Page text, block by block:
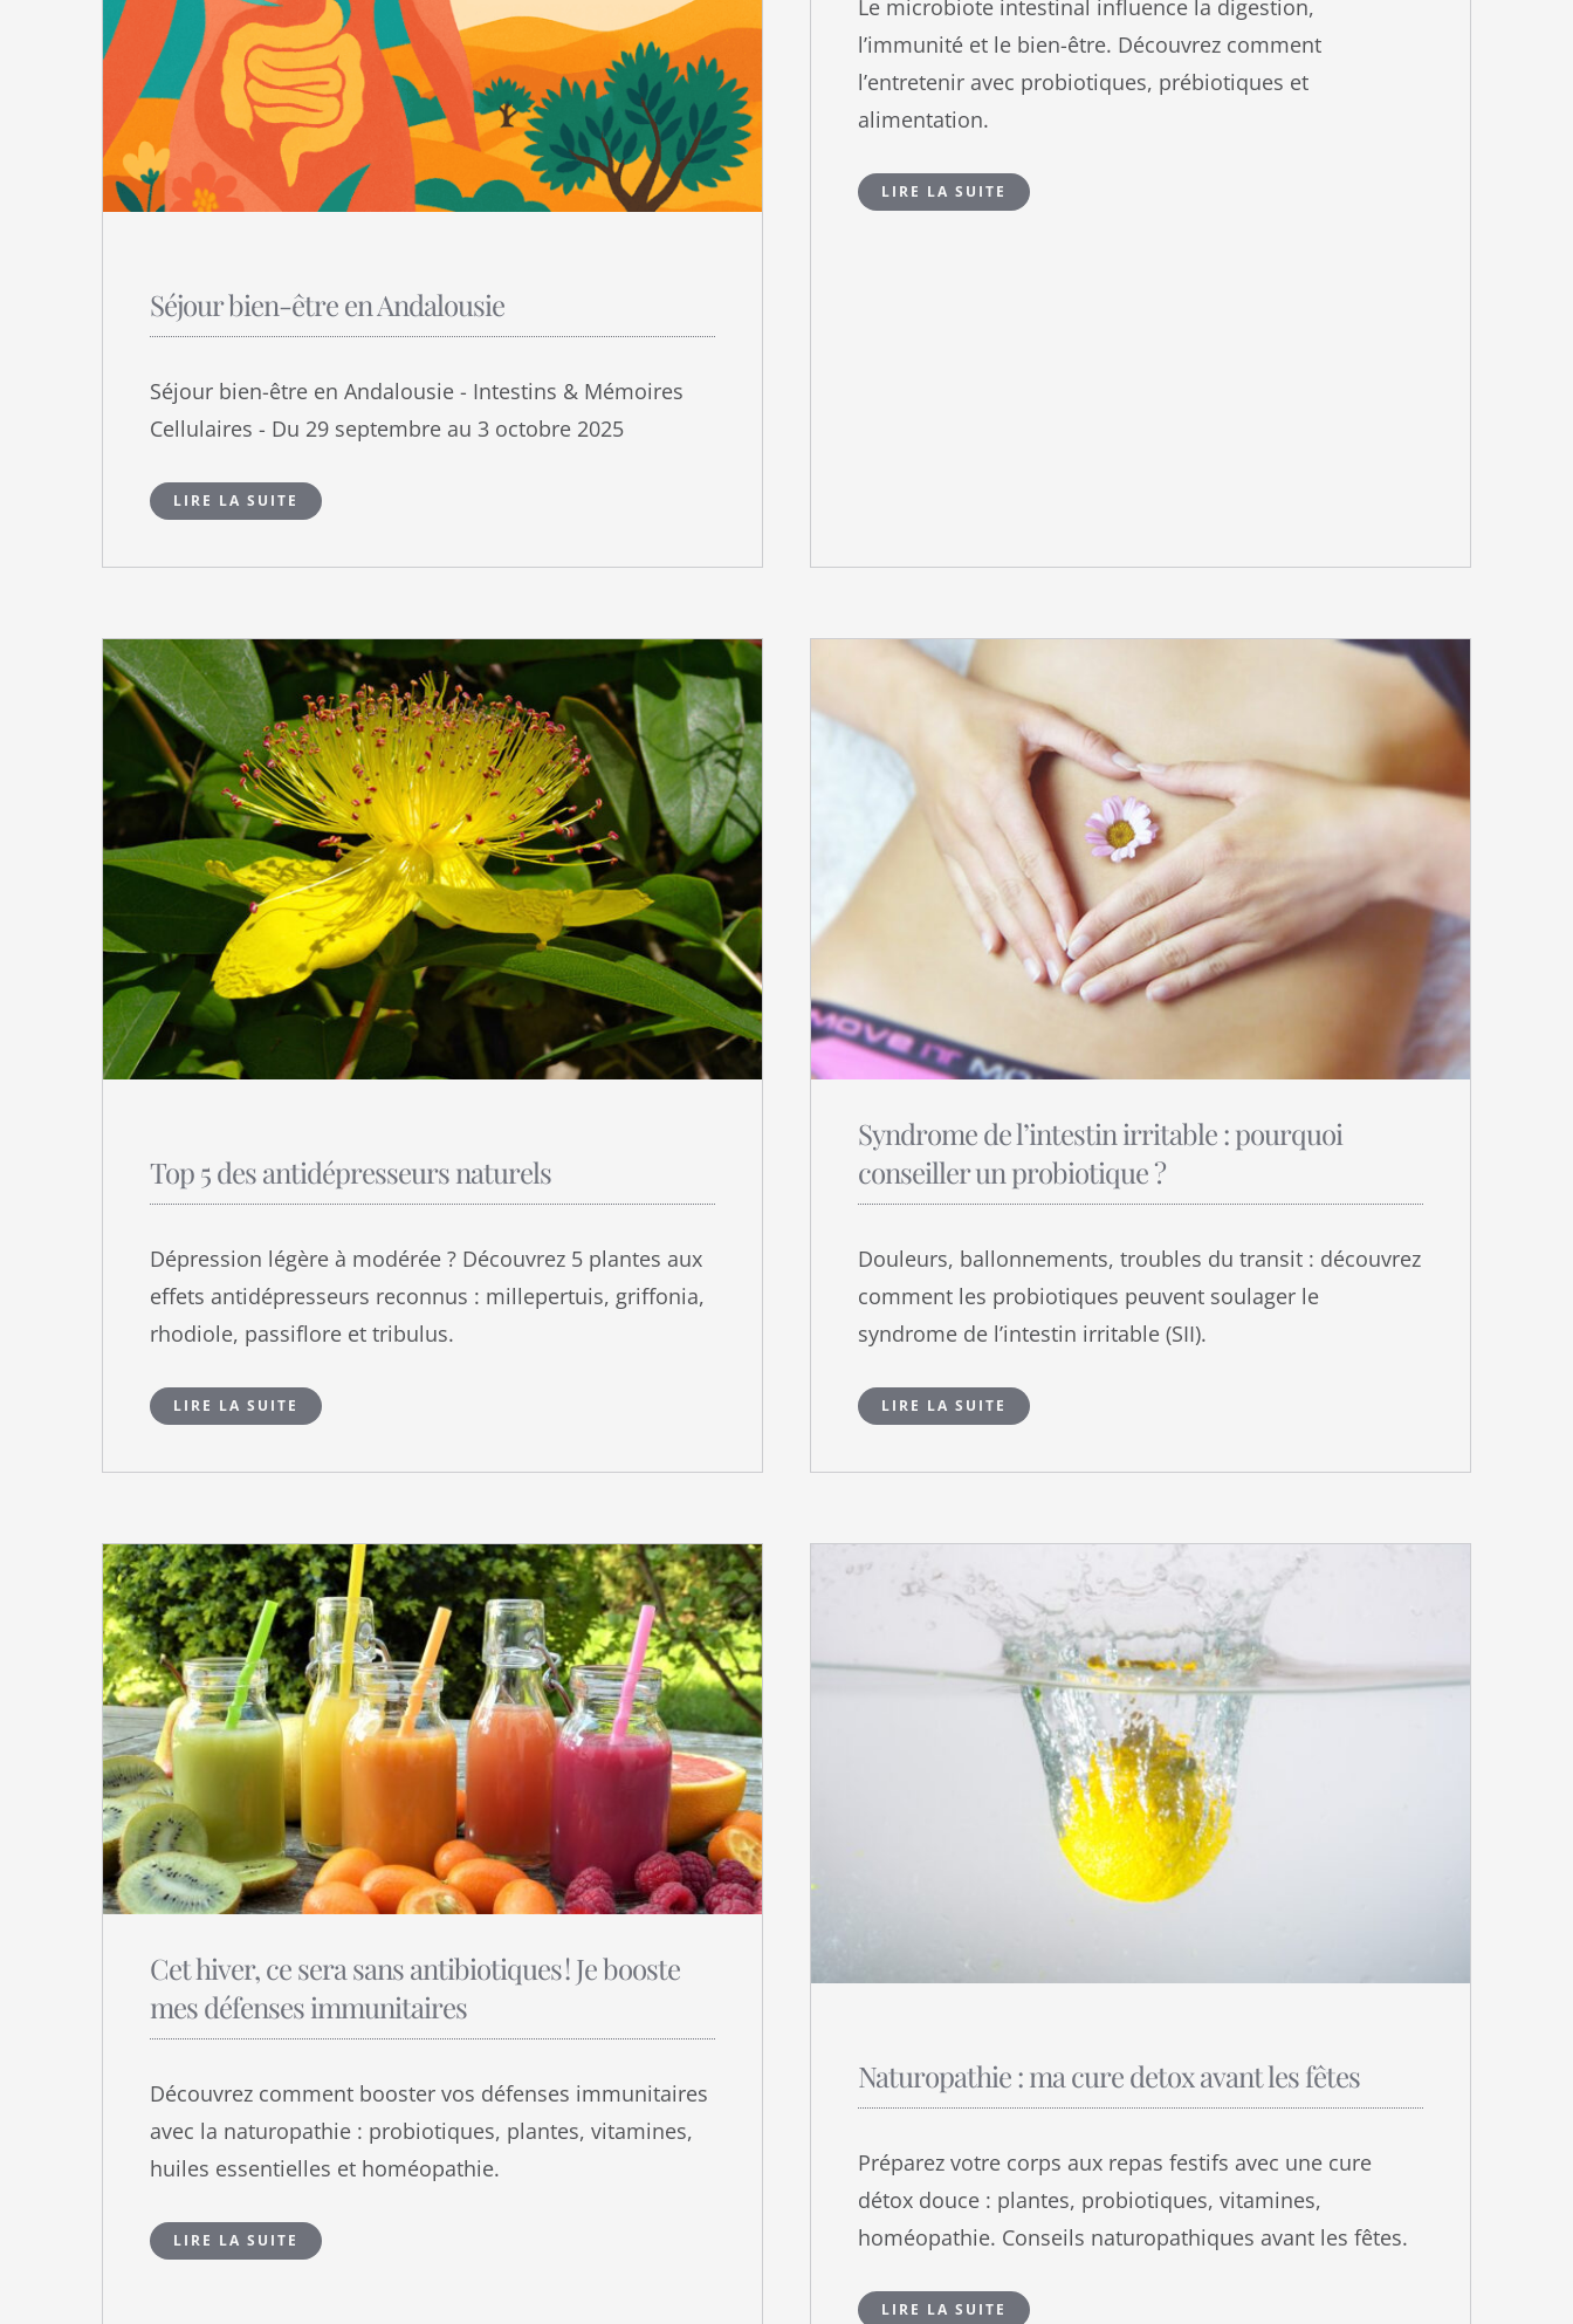
Séjour bien-être en Andalousie
Séjour bien-être en Andalousie - Intestins & Mémoires
Cellulaires - Du 29 septembre au 3 octobre 2025
LIRE LA SUITE
Le microbiote intestinal influence la digestion,
l’immunité et le bien-être. Découvrez comment
l’entretenir avec probiotiques, prébiotiques et
alimentation.
LIRE LA SUITE
Top 5 des antidépresseurs naturels
Dépression légère à modérée ? Découvrez 5 plantes aux
effets antidépresseurs reconnus : millepertuis, griffonia,
rhodiole, passiflore et tribulus.
LIRE LA SUITE
Syndrome de l’intestin irritable : pourquoi
conseiller un probiotique ?
Douleurs, ballonnements, troubles du transit : découvrez
comment les probiotiques peuvent soulager le
syndrome de l’intestin irritable (SII).
LIRE LA SUITE
Cet hiver, ce sera sans antibiotiques ! Je booste
mes défenses immunitaires
Découvrez comment booster vos défenses immunitaires
avec la naturopathie : probiotiques, plantes, vitamines,
huiles essentielles et homéopathie.
LIRE LA SUITE
Naturopathie : ma cure detox avant les fêtes
Préparez votre corps aux repas festifs avec une cure
détox douce : plantes, probiotiques, vitamines,
homéopathie. Conseils naturopathiques avant les fêtes.
LIRE LA SUITE